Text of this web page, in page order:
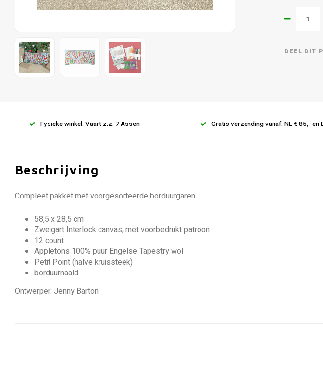
DEEL DIT
Fysieke winkel: Vaart z.z. 7 Assen Gratis verzending vanaf: NL € 85,- en
Beschrijving
Compleet pakket met voorgesorteerde borduurgaren
58,5 x 28,5 cm
Zweigart Interlock canvas, met voorbedrukt patroon
12 count
Appletons 100% puur Engelse Tapestry wol
Petit Point (halve kruissteek)
borduurnaald
Ontwerper: Jenny Barton